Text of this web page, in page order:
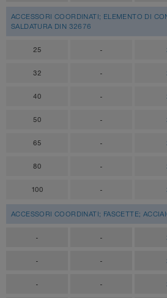
ACCESSORI COORDINATI; ELEMENTO DI
SALDATURA DIN 32676
25 -
32 -
40 -
50 -
65 -
80 -
100 -
ACCESSORI COORDINATI; FASCETTE;
- -
- -
- -